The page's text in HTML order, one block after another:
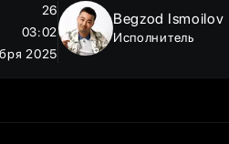
26
03:02
2025
Begzod Ismoilov
Исполнитель